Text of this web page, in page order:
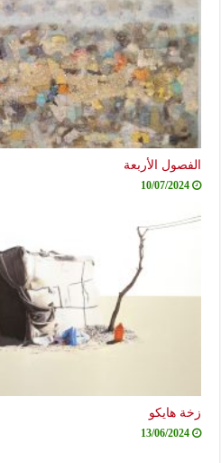
الفصول الأربعة
10/07/2024
زخة هايكو
13/06/2024